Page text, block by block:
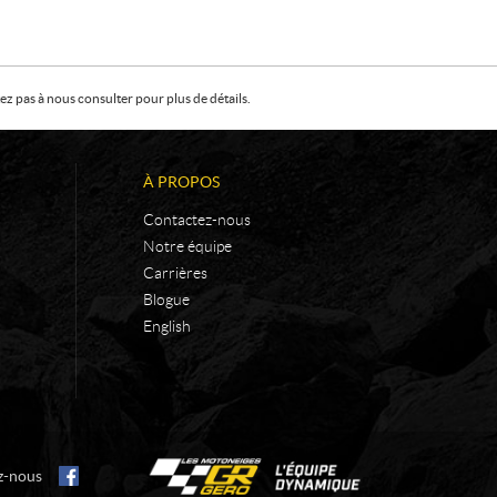
pas à nous consulter pour plus de détails.
À PROPOS
Contactez-nous
Notre équipe
Carrières
Blogue
English
nous